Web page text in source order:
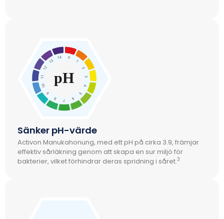
Sänker pH-värde
Activon Manukahonung, med ett pH på cirka 3.9, främjar
effektiv sårläkning genom att skapa en sur miljö för
bakterier, vilket förhindrar deras spridning i såret.3